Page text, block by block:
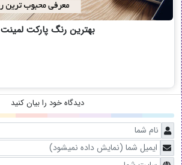
بهترین رنگ پارکت لمینت
دیدگاه خود را بیان کنید